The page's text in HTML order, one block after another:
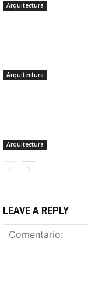
Arquitectura
Arquitectura
Arquitectura
LEAVE A REPLY